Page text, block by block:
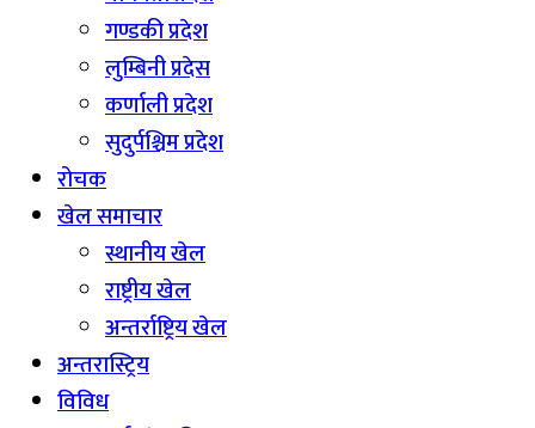
गण्डकी प्रदेश
लुम्बिनी प्रदेस
कर्णाली प्रदेश
सुदुर्पश्चिम प्रदेश
रोचक
खेल समाचार
स्थानीय खेल
राष्ट्रीय खेल
अन्तर्राष्ट्रिय खेल
अन्तरास्ट्रिय
विविध